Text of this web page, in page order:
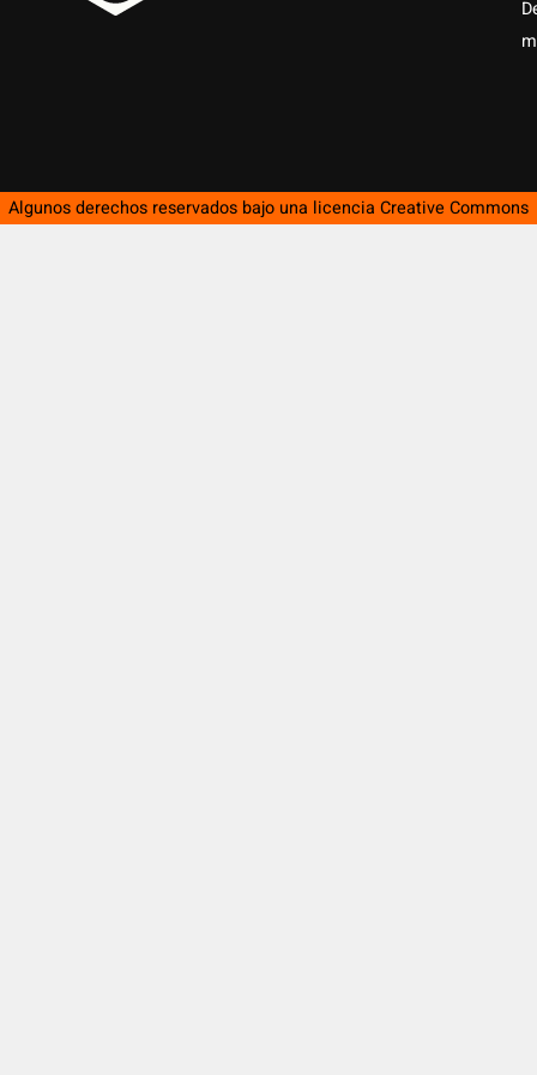
Algunos derechos reservados bajo una licencia Creative Commons